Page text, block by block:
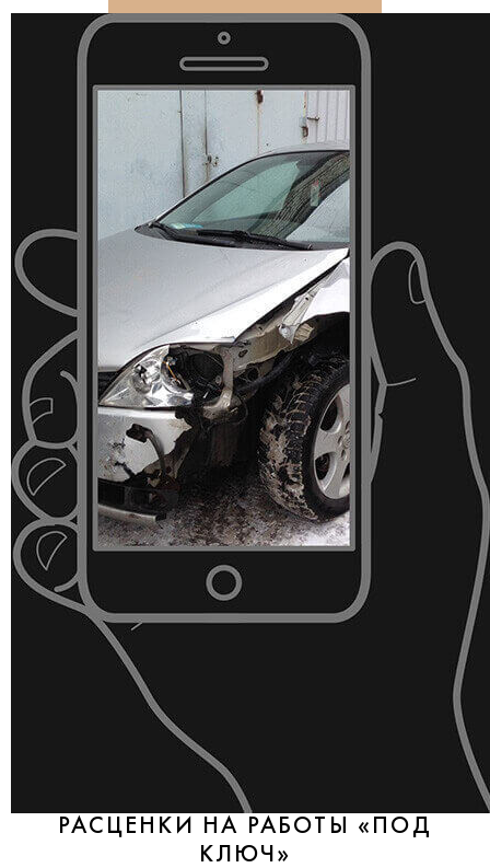
РАСЦЕНКИ НА РАБОТЫ «ПОД
КЛЮЧ»